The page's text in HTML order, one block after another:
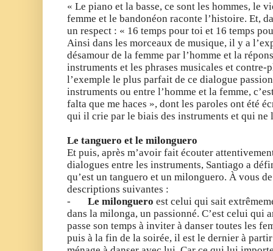
« Le piano et la basse, ce sont les hommes, le
femme et le bandonéon raconte l’histoire. Et,
un respect : « 16 temps pour toi et 16 temps
Ainsi dans les morceaux de musique, il y a
désamour de la femme par l’homme et la
instruments et les phrases musicales et contre-
l’exemple le plus parfait de ce dialogue
instruments ou entre l’homme et la femme,
falta que me haces », dont les paroles ont été
qui il crie par le biais des instruments et qui ne
Le tanguero et le milonguero
Et puis, après m’avoir fait écouter
dialogues entre les instruments, Santiago a
qu’est un tanguero et un milonguero. À vous
descriptions suivantes :
- Le milonguero est celui qui sait
dans la milonga, un passionné. C’est celui qui
passe son temps à inviter à danser toutes les
puis à la fin de la soirée, il est le dernier à